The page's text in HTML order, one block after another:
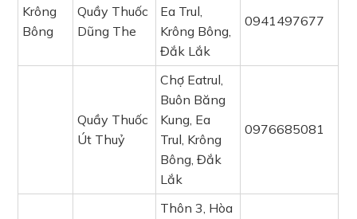
Krông
Bông
Quầy Thuốc
Dũng The
Ea Trul,
Krông Bông,
Đắk Lắk
0941497677
Quầy Thuốc
Út Thuỷ
Chợ Eatrul,
Buôn Băng
Kung, Ea
Trul, Krông
Bông, Đắk
Lắk
0976685081
Thôn 3, Hòa